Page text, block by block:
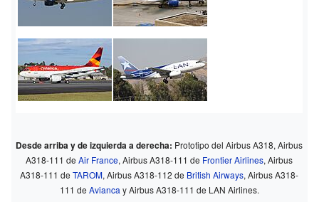
Desde arriba y de izquierda a derecha: Prototipo del Airbus A318, Airbus
A318-111 deAir France, Airbus A318-111 de Frontier Airlines, Airbus
A318-111 deTAROM, Airbus A318-112 de British Airways, Airbus A318-
111 de Aviancay Airbus A318-111 de LAN Airlines.